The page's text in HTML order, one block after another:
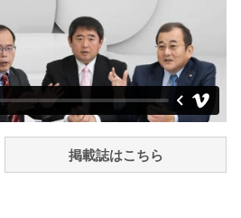
掲載誌はこちら